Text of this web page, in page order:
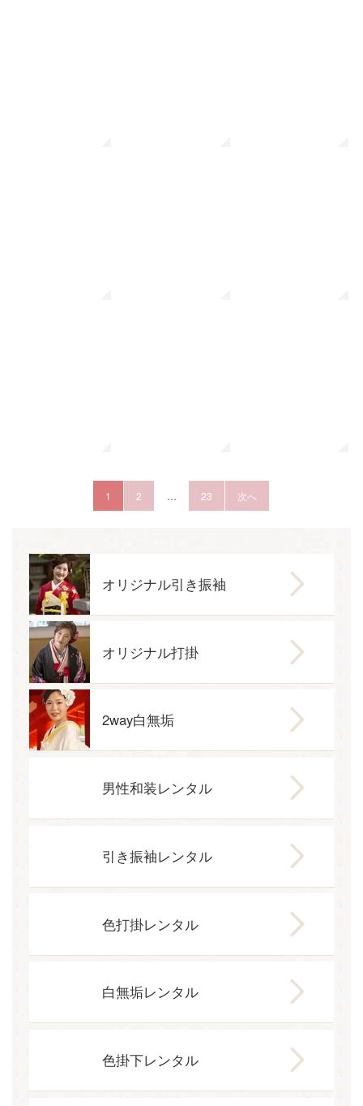
1 2 … 23 次へ
オリジナル引き振袖
オリジナル打掛
2way白無垢
男性和装レンタル
引き振袖レンタル
色打掛レンタル
白無垢レンタル
色掛下レンタル